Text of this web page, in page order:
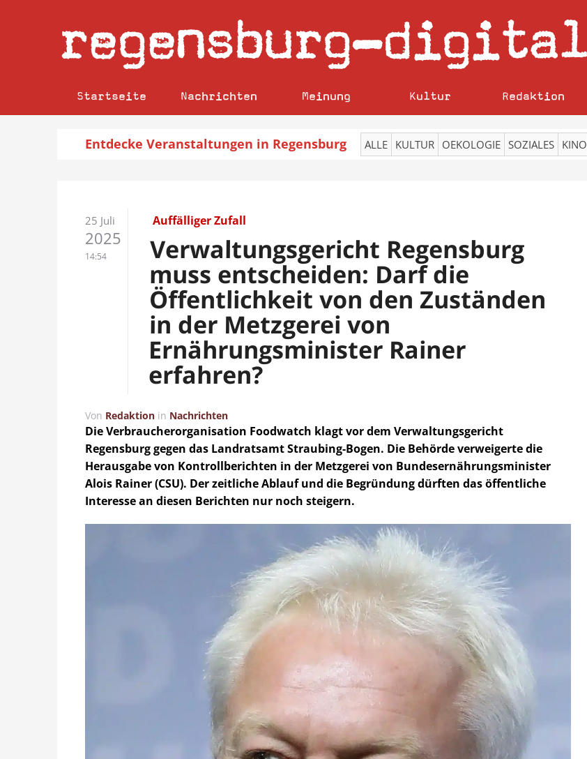
regensburg–digital
Startseite Nachrichten Meinung Kultur Redaktion
Entdecke Veranstaltungen in Regensburg ALLE KULTUR OEKOLOGIE SOZIALES KINO
25 Juli
2025
14:54
Auffälliger Zufall
Verwaltungsgericht Regensburg
muss entscheiden: Darf die
Öffentlichkeit von den Zuständen
in der Metzgerei von
Ernährungsminister Rainer
erfahren?
Von Redaktion in Nachrichten
Die Verbraucherorganisation Foodwatch klagt vor dem Verwaltungsgericht
Regensburg gegen das Landratsamt Straubing-Bogen. Die Behörde verweigerte die
Herausgabe von Kontrollberichten in der Metzgerei von Bundesernährungsminister
Alois Rainer (CSU). Der zeitliche Ablauf und die Begründung dürften das öffentliche
Interesse an diesen Berichten nur noch steigern.